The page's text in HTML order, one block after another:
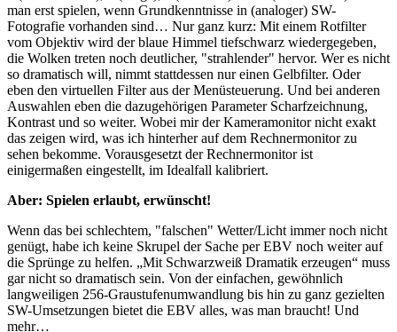
man erst spielen, wenn Grundkenntnisse in (analoger) SW-
Fotografie vorhanden sind… Nur ganz kurz: Mit einem Rotfilter
vom Objektiv wird der blaue Himmel tiefschwarz wiedergegeben,
die Wolken treten noch deutlicher, "strahlender" hervor. Wer es nicht
so dramatisch will, nimmt stattdessen nur einen Gelbfilter. Oder
eben den virtuellen Filter aus der Menüsteuerung. Und bei anderen
Auswahlen eben die dazugehörigen Parameter Scharfzeichnung,
Kontrast und so weiter. Wobei mir der Kameramonitor nicht exakt
das zeigen wird, was ich hinterher auf dem Rechnermonitor zu
sehen bekomme. Vorausgesetzt der Rechnermonitor ist
einigermaßen eingestellt, im Idealfall kalibriert.
Aber: Spielen erlaubt, erwünscht!
Wenn das bei schlechtem, "falschen" Wetter/Licht immer noch nicht
genügt, habe ich keine Skrupel der Sache per EBV noch weiter auf
die Sprünge zu helfen. „Mit Schwarzweiß Dramatik erzeugen“ muss
gar nicht so dramatisch sein. Von der einfachen, gewöhnlich
langweiligen 256-Graustufenumwandlung bis hin zu ganz gezielten
SW-Umsetzungen bietet die EBV alles, was man braucht! Und
mehr…